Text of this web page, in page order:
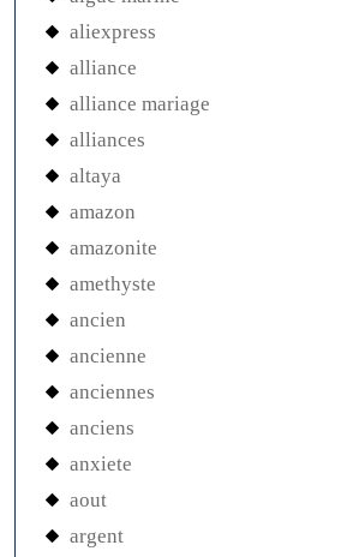
aliexpress
alliance
alliance mariage
alliances
altaya
amazon
amazonite
amethyste
ancien
ancienne
anciennes
anciens
anxiete
aout
argent